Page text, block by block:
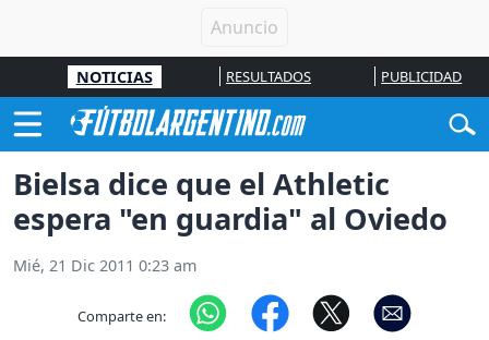
NOTICIAS RESULTADOS PUBLICIDAD
Bielsa dice que el Athletic
espera "en guardia" al Oviedo
Mié, 21 Dic 2011 0:23 am
Comparte en: